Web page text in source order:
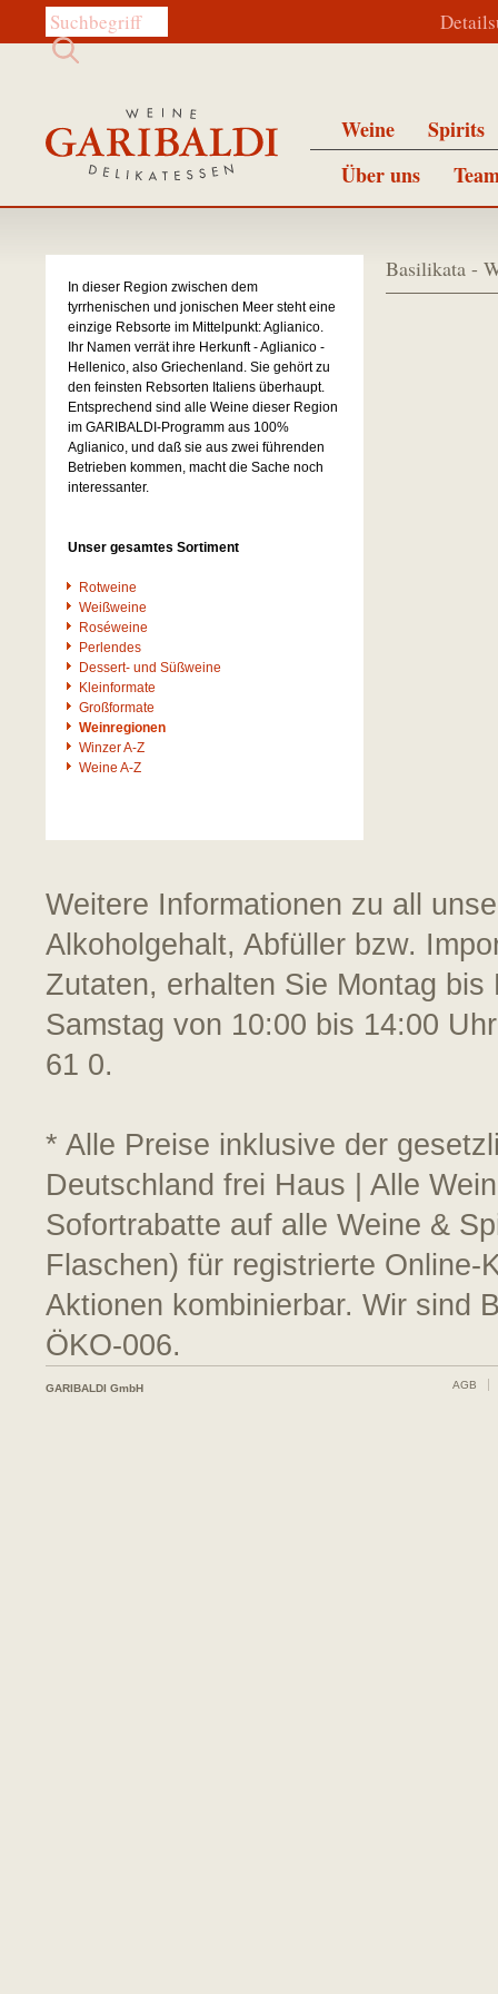
Diese Website durchsuchen:
Weine
Spirits
Über uns
In dieser Region zwischen dem
tyrrhenischen und jonischen Meer steht eine
einzige Rebsorte im Mittelpunkt: Aglianico.
Ihr Namen verrät ihre Herkunft - Aglianico -
Hellenico, also Griechenland. Sie gehört zu
den feinsten Rebsorten Italiens überhaupt.
Entsprechend sind alle Weine dieser Region
im GARIBALDI-Programm aus 100%
Aglianico, und daß sie aus zwei führenden
Betrieben kommen, macht die Sache noch
interessanter.
Unser gesamtes Sortiment
Rotweine
Weißweine
Roséweine
Perlendes
Dessert- und Süßweine
Kleinformate
Großformate
Weinregionen
Winzer A-Z
Weine A-Z
Basilikata -
Weitere Informationen zu all
Alkoholgehalt, Abfüller bzw.
Zutaten, erhalten Sie Montag
Samstag von 10:00 bis 14:00
61 0.
* Alle Preise inklusive der
Deutschland frei Haus | Alle
Sofortrabatte auf alle Weine &
Flaschen) für registrierte
Aktionen kombinierbar. Wir sind
ÖKO-006.
GARIBALDI GmbH AGB